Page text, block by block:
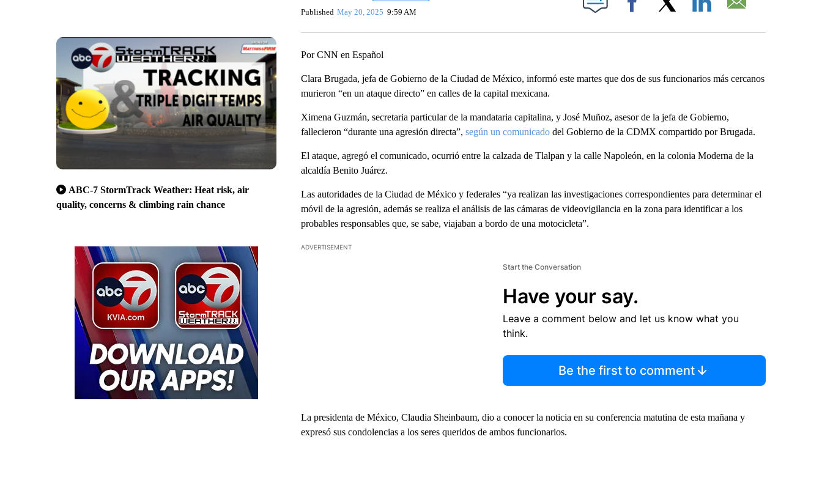
ABC-7 StormTrack Weather: Heat risk, air
quality, concerns & climbing rain chance
Published May 20, 2025 9:59 AM Facebook
Por CNN en Español
Clara Brugada, jefa de Gobierno de la Ciudad de México, informó este martes que dos de sus funcionarios más cercanos
murieron “en un ataque directo” en calles de la capital mexicana.
Ximena Guzmán, secretaria particular de la mandataria capitalina, y José Muñoz, asesor de la jefa de Gobierno,
fallecieron “durante una agresión directa”, según un comunicadodel Gobierno de la CDMX compartido por Brugada.
El ataque, agregó el comunicado, ocurrió entre la calzada de Tlalpan y la calle Napoleón, en la colonia Moderna de la
alcaldía Benito Juárez.
Las autoridades de la Ciudad de México y federales “ya realizan las investigaciones correspondientes para determinar el
móvil de la agresión, además se realiza el análisis de las cámaras de videovigilancia en la zona para identificar a los
probables responsables que, se sabe, viajaban a bordo de una motocicleta”.
ADVERTISEMENT
Start the Conversation
Have your say.
Leave a comment below and let us know what you
think.
Be the first to comment
La presidenta de México, Claudia Sheinbaum, dio a conocer la noticia en su conferencia matutina de esta mañana y
expresó sus condolencias a los seres queridos de ambos funcionarios.